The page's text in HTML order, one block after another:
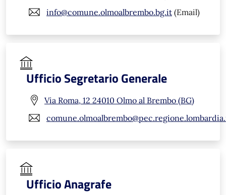
info@comune.olmoalbrembo.bg.it (Email)
Ufficio Segretario Generale
Via Roma, 12 24010 Olmo al Brembo (BG)
Ufficio Anagrafe